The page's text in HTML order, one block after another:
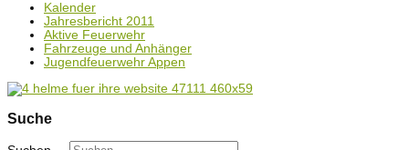
Kalender
Jahresbericht 2011
Aktive Feuerwehr
Fahrzeuge und Anhänger
Jugendfeuerwehr Appen
Suche